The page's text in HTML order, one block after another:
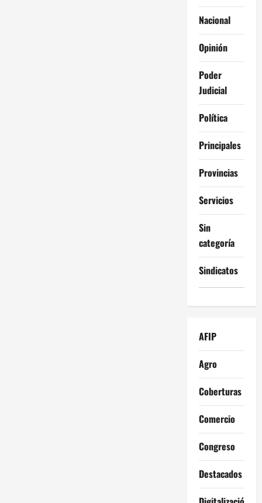
Nacional
Opinión
Poder
Judicial
Política
Principales
Provincias
Servicios
Sin
categoría
Sindicatos
AFIP
Agro
Coberturas
Comercio
Congreso
Destacados